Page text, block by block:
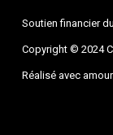
Soutien financier
Copyright © 2024
Réalisé avec